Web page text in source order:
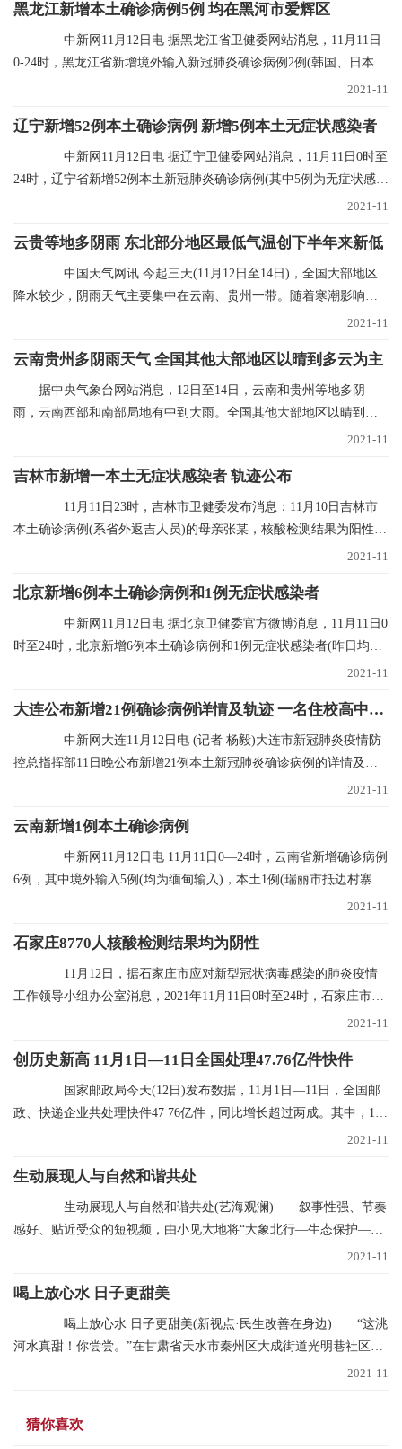
黑龙江新增本土确诊病例5例 均在黑河市爱辉区
中新网11月12日电 据黑龙江省卫健委网站消息，11月11日
0-24时，黑龙江省新增境外输入新冠肺炎确诊病例2例(韩国、日本输
2021-11
辽宁新增52例本土确诊病例 新增5例本土无症状感染者
中新网11月12日电 据辽宁卫健委网站消息，11月11日0时至
24时，辽宁省新增52例本土新冠肺炎确诊病例(其中5例为无症状感染
2021-11
云贵等地多阴雨 东北部分地区最低气温创下半年来新低
中国天气网讯 今起三天(11月12日至14日)，全国大部地区
降水较少，阴雨天气主要集中在云南、贵州一带。随着寒潮影响结
2021-11
云南贵州多阴雨天气 全国其他大部地区以晴到多云为主
据中央气象台网站消息，12日至14日，云南和贵州等地多阴
雨，云南西部和南部局地有中到大雨。全国其他大部地区以晴到多
2021-11
吉林市新增一本土无症状感染者 轨迹公布
11月11日23时，吉林市卫健委发布消息：11月10日吉林市
本土确诊病例(系省外返吉人员)的母亲张某，核酸检测结果为阳性，
2021-11
北京新增6例本土确诊病例和1例无症状感染者
中新网11月12日电 据北京卫健委官方微博消息，11月11日0
时至24时，北京新增6例本土确诊病例和1例无症状感染者(昨日均已
2021-11
大连公布新增21例确诊病例详情及轨迹 一名住校高中生确诊
中新网大连11月12日电 (记者 杨毅)大连市新冠肺炎疫情防
控总指挥部11日晚公布新增21例本土新冠肺炎确诊病例的详情及行
2021-11
云南新增1例本土确诊病例
中新网11月12日电 11月11日0—24时，云南省新增确诊病例
6例，其中境外输入5例(均为缅甸输入)，本土1例(瑞丽市抵边村寨重
2021-11
石家庄8770人核酸检测结果均为阴性
11月12日，据石家庄市应对新型冠状病毒感染的肺炎疫情
工作领导小组办公室消息，2021年11月11日0时至24时，石家庄市对
2021-11
创历史新高 11月1日—11日全国处理47.76亿件快件
国家邮政局今天(12日)发布数据，11月1日—11日，全国邮
政、快递企业共处理快件47 76亿件，同比增长超过两成。其中，11
2021-11
生动展现人与自然和谐共处
生动展现人与自然和谐共处(艺海观澜) 叙事性强、节奏
感好、贴近受众的短视频，由小见大地将“大象北行—生态保护—文
2021-11
喝上放心水 日子更甜美
喝上放心水 日子更甜美(新视点·民生改善在身边) “这洮
河水真甜！你尝尝。”在甘肃省天水市秦州区大成街道光明巷社区，
2021-11
猜你喜欢